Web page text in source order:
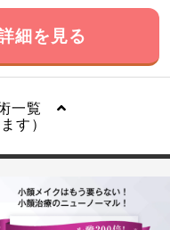
細を見る
一覧
す）